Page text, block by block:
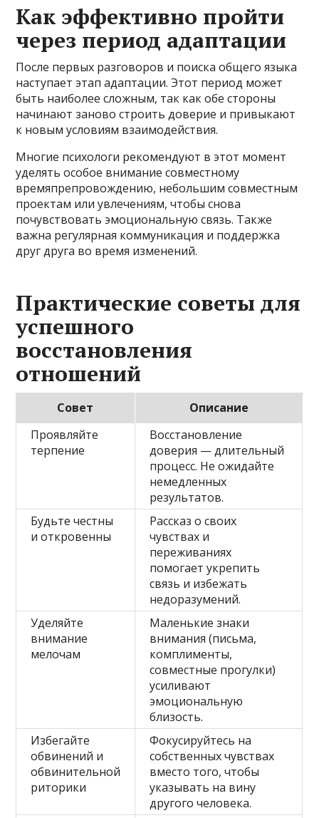
Как эффективно пройти
через период адаптации
После первых разговоров и поиска общего языка
наступает этап адаптации. Этот период может
быть наиболее сложным, так как обе стороны
начинают заново строить доверие и привыкают
к новым условиям взаимодействия.
Многие психологи рекомендуют в этот момент
уделять особое внимание совместному
времяпрепровождению, небольшим совместным
проектам или увлечениям, чтобы снова
почувствовать эмоциональную связь. Также
важна регулярная коммуникация и поддержка
друг друга во время изменений.
Практические советы для
успешного
восстановления
отношений
Совет
Описание
Проявляйте
терпение
Восстановление
доверия — длительный
процесс. Не ожидайте
немедленных
результатов.
Будьте честны
и откровенны
Рассказ о своих
чувствах и
переживаниях
помогает укрепить
связь и избежать
недоразумений.
Уделяйте
внимание
мелочам
Маленькие знаки
внимания (письма,
комплименты,
совместные прогулки)
усиливают
эмоциональную
близость.
Избегайте
обвинений и
обвинительной
риторики
Фокусируйтесь на
собственных чувствах
вместо того, чтобы
указывать на вину
другого человека.